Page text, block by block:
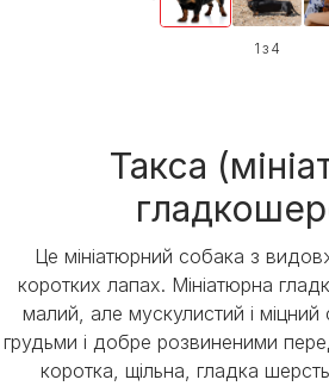
Такса
Це мініатюрний собака з
коротких лапах. Мініатюрна
малий, але мускулистий і
грудьми і добре розвиненими
коротка, щільна, гладка
1 з 4